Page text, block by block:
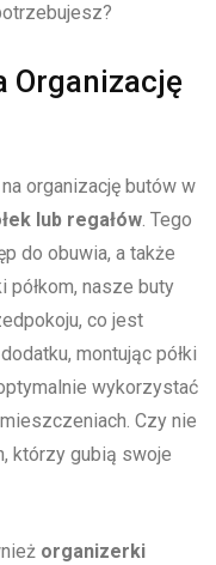
⁣Organizację
organizację butów ⁣w
lub ‌regałów. Tego
do obuwia, a także
półkom, nasze ⁢buty
co jest
montując półki
wykorzystać
Czy‌ nie
⁤którzy⁤ gubią swoje
organizerki